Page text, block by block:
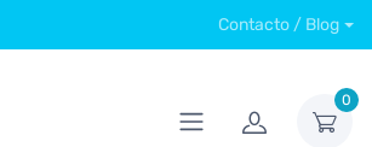
Contacto / Blog
0